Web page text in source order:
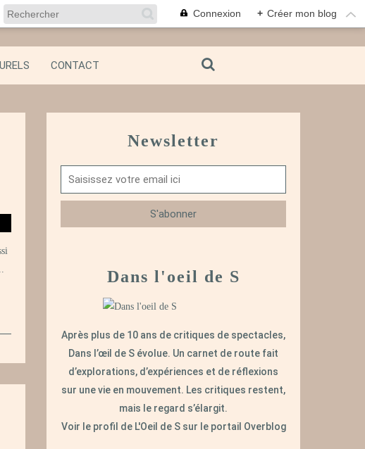
Connexion + Créer mon blog
CONTACT
Newsletter
Dans l'oeil de S
Après plus de 10 ans de critiques de spectacles,
Dans l’œil de S évolue. Un carnet de route fait
d’explorations, d’expériences et de réflexions
sur une vie en mouvement. Les critiques restent,
mais le regard s’élargit.
Voir le profil de L'Oeil de Ssur le portail Overblog